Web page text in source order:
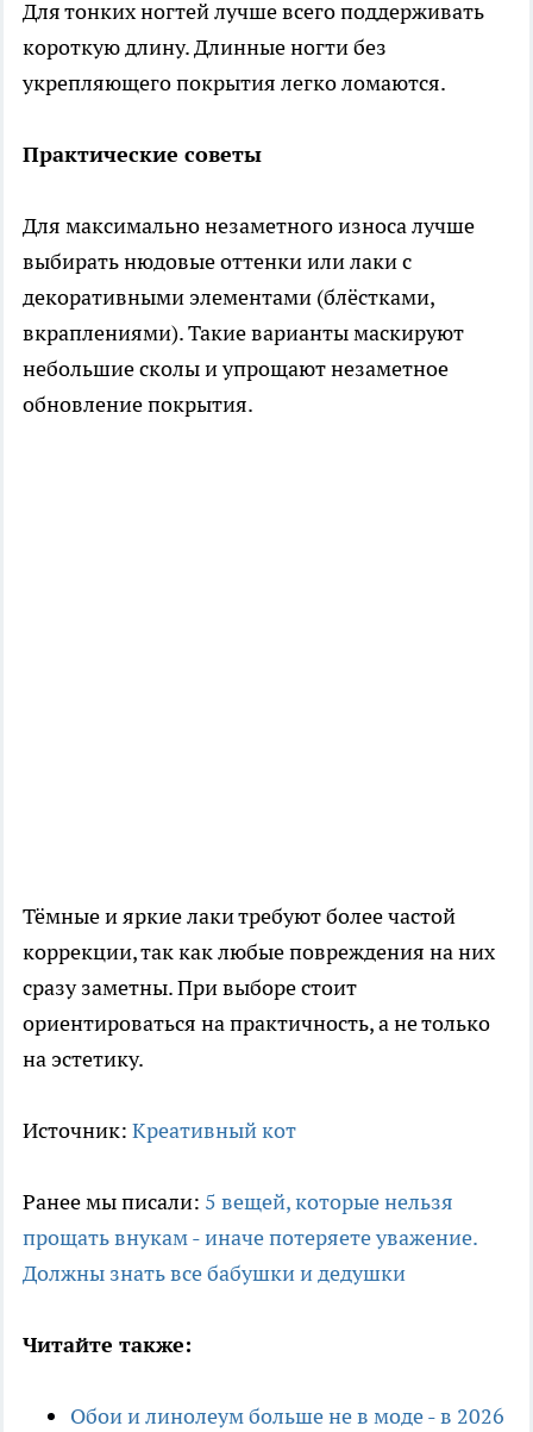
Для тонких ногтей лучше всего поддерживать
короткую длину. Длинные ногти без
укрепляющего покрытия легко ломаются.
Практические советы
Для максимально незаметного износа лучше
выбирать нюдовые оттенки или лаки с
декоративными элементами (блёстками,
вкраплениями). Такие варианты маскируют
небольшие сколы и упрощают незаметное
обновление покрытия.
Тёмные и яркие лаки требуют более частой
коррекции, так как любые повреждения на них
сразу заметны. При выборе стоит
ориентироваться на практичность, а не только
на эстетику.
Источник: Креативный кот
Ранее мы писали: 5 вещей, которые нельзя
прощать внукам - иначе потеряете уважение.
Должны знать все бабушки и дедушки
Читайте также:
Обои и линолеум больше не в моде - в 2026